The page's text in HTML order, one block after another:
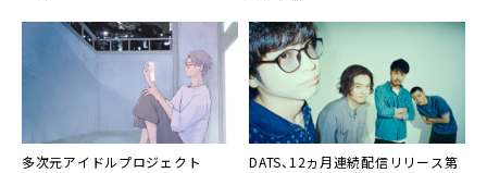
多次元アイドルプロジェクト
DATS、12ヵ月連続配信リリース第